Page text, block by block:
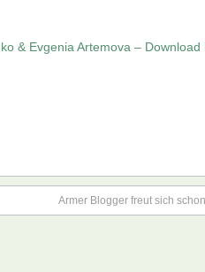
& Evgenia Artemova – Download
Armer Blogger freut sich